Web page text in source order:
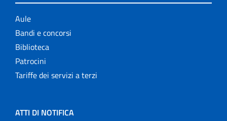
Aule
Bandi e concorsi
Biblioteca
Patrocini
Tariffe dei servizi a terzi
ATTI DI NOTIFICA